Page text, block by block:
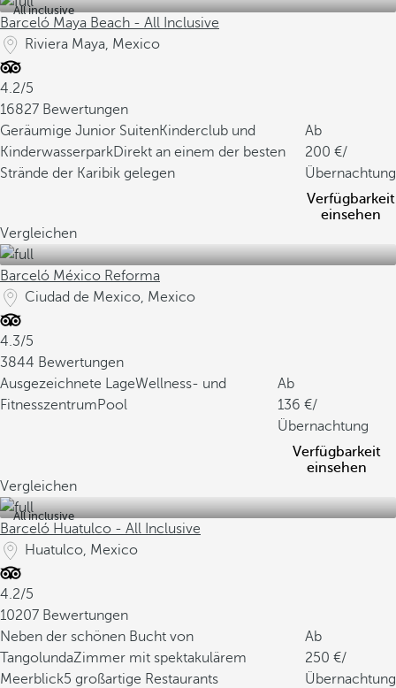
All inclusive
Barceló Maya Beach - All Inclusive
Riviera Maya, Mexico
4.2/5
16827 Bewertungen
Geräumige Junior SuitenKinderclub und
KinderwasserparkDirekt an einem der besten
Strände der Karibik gelegen
Ab
200
/
Übernachtung
Verfügbarkeit
einsehen
Vergleichen
Barceló México Reforma
Ciudad de Mexico, Mexico
4.3/5
3844 Bewertungen
Ausgezeichnete LageWellness- und
FitnesszentrumPool
Ab
136
/
Übernachtung
Verfügbarkeit
einsehen
Vergleichen
All inclusive
Barceló Huatulco - All Inclusive
Huatulco, Mexico
4.2/5
10207 Bewertungen
Neben der schönen Bucht von
TangolundaZimmer mit spektakulärem
Meerblick5 großartige Restaurants
Ab
250
/
Übernachtung